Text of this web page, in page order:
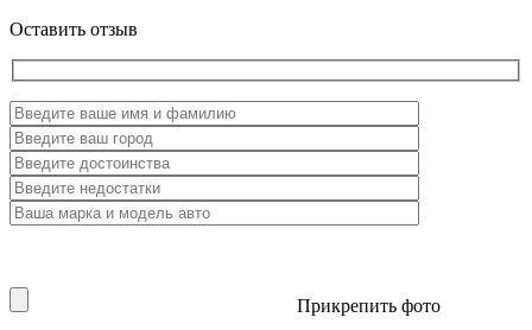
Оставить отзыв
Прикрепить фото